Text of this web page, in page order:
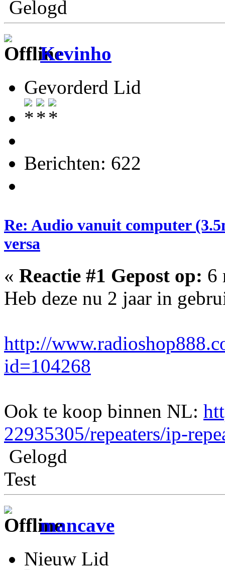
Gelogd
Kevinho
Gevorderd Lid
Berichten: 622
Re: Audio vanuit computer
versa
« Reactie #1 Gepost op: 6
Heb deze nu 2 jaar in
http://
id=104268
Ook te koop binnen NL:
22935305/repeaters/ip-
Gelogd
Test
mancave
Nieuw Lid